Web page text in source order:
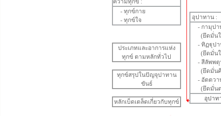
ความทุกข์ :
- ทุกข์กาย
- ทุกข์ใจ
ประเภทและอาการแห่ง
ทุกข์ ตามหลักทั่วไป
ทุกข์สรุปในปัญจุปาทาน
ขันธ์
หลักเบ็ดเตล็ดเกี่ยวกับทุกข์
อุปาทาน :
- กามุป
(ยึดมั่นใ
- ทิฏฐุป
(ยึดมั่นใ
- สีลัพพ
(ยึดมั่นศี
- อัตตว
(ยึดมั่นต
อุปาท